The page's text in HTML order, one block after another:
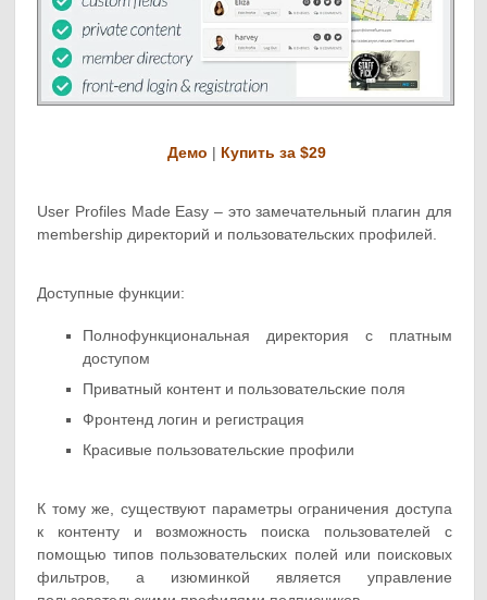
Демо | Купить за $29
User Profiles Made Easy – это замечательный плагин для
membership директорий и пользовательских профилей.
Доступные функции:
Полнофункциональная директория с платным
доступом
Приватный контент и пользовательские поля
Фронтенд логин и регистрация
Красивые пользовательские профили
К тому же, существуют параметры ограничения доступа
к контенту и возможность поиска пользователей с
помощью типов пользовательских полей или поисковых
фильтров, а изюминкой является управление